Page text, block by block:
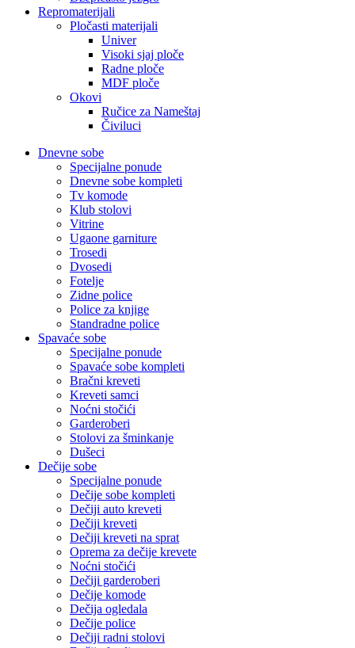
Repromaterijali
Pločasti materijali
Univer
Visoki sjaj ploče
Radne ploče
MDF ploče
Okovi
Ručice za Nameštaj
Čiviluci
Dnevne sobe
Specijalne ponude
Dnevne sobe kompleti
Tv komode
Klub stolovi
Vitrine
Ugaone garniture
Trosedi
Dvosedi
Fotelje
Zidne police
Police za knjige
Standradne police
Spavaće sobe
Specijalne ponude
Spavaće sobe kompleti
Bračni kreveti
Kreveti samci
Noćni stočići
Garderoberi
Stolovi za šminkanje
Dušeci
Dečije sobe
Specijalne ponude
Dečije sobe kompleti
Dečiji auto kreveti
Dečiji kreveti
Dečiji kreveti na sprat
Oprema za dečije krevete
Noćni stočići
Dečiji garderoberi
Dečije komode
Dečija ogledala
Dečije police
Dečiji radni stolovi